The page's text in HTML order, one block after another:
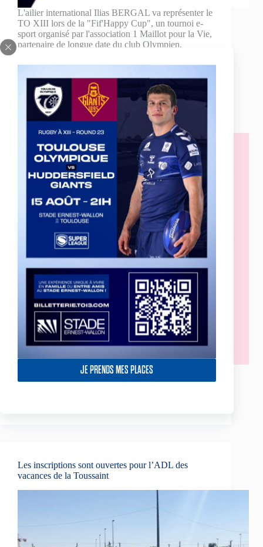
JE PRENDS MES PLACES
L'ailier international Ilias BERGAL va représenter le
TO XIII lors de la "Fif'Happy Cup", un tournoi e-
sport organisé par l'association 1 Maillot pour la Vie,
partenaire de longue date du club Olympien.
Le TO XIII soutient l’opération Octobre Rose
Le Toulouse Olympique XIII souhaite apporter son
soutien au mouvement Octobre Rose qui œuvre dans
Les inscriptions sont ouvertes pour l’ADL des
vacances de la Toussaint